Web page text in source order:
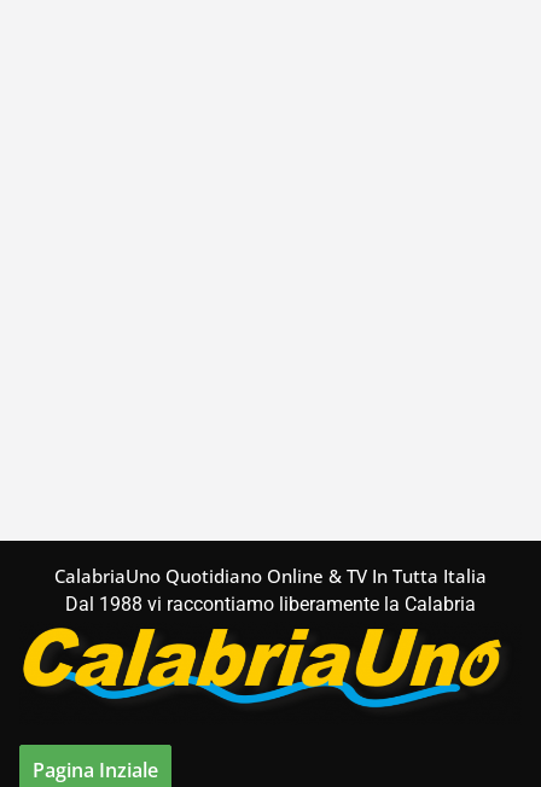
contenuto
CalabriaUno Quotidiano Online & TV In Tutta Italia
Dal 1988 vi raccontiamo liberamente la Calabria
Pagina Inziale